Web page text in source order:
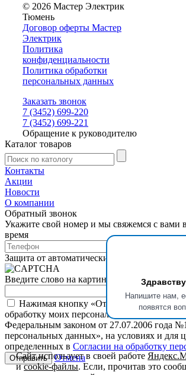
Напишите нам,
появятся
© 2026 Мастер Электрик
Тюмень
Договор оферты Мастер
Электрик
Политика
конфиденциальности
Политика обработки
персональных данных
Заказать звонок
7 (3452) 699-220
7 (3452) 699-221
Обращение к руководителю
Каталог товаров
Контакты
Акции
Новости
О компании
Обратный звонок
Укажите свой номер и мы свяжемся с вами
время
Защита от автоматических сообщений
Введите слово на картинке
Нажимая кнопку «Отправить», я даю
обработку моих персональных данных, в
Федеральным законом от 27.07.2006 года
персональных данных», на условиях и для
определенных в Согласии на обработку
Отмена
Сайт использует в своей работе
иcookie-файлы. Если, прочитав это